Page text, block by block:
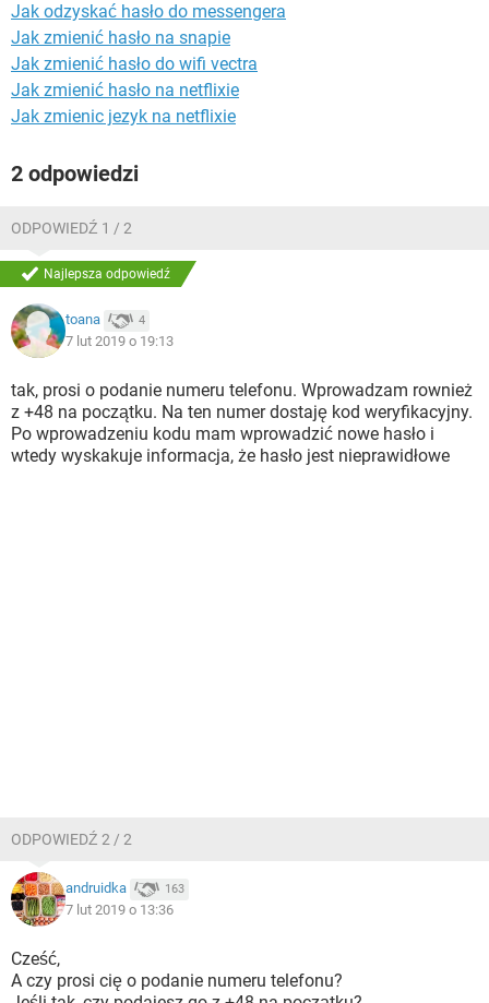
Jak odzyskać hasło do messengera
Jak zmienić hasło na snapie
Jak zmienić hasło do wifi vectra
Jak zmienić hasło na netflixie
Jak zmienic jezyk na netflixie
2 odpowiedzi
ODPOWIEDŹ 1 / 2
Najlepsza odpowiedź
toana 4
7 lut 2019 o 19:13
tak, prosi o podanie numeru telefonu. Wprowadzam rownież
z +48 na początku. Na ten numer dostaję kod weryfikacyjny.
Po wprowadzeniu kodu mam wprowadzić nowe hasło i
wtedy wyskakuje informacja, że hasło jest nieprawidłowe
ODPOWIEDŹ 2 / 2
andruidka 163
7 lut 2019 o 13:36
Cześć,
A czy prosi cię o podanie numeru telefonu?